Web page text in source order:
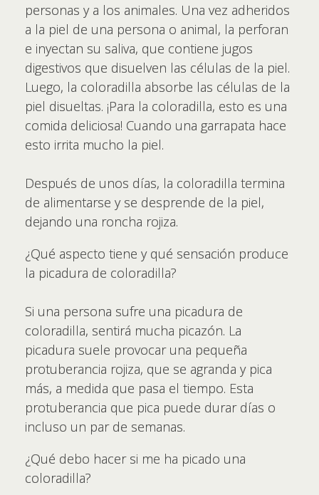
personas y a los animales. Una vez adheridos
a la piel de una persona o animal, la perforan
e inyectan su saliva, que contiene jugos
digestivos que disuelven las células de la piel.
Luego, la coloradilla absorbe las células de la
piel disueltas. ¡Para la coloradilla, esto es una
comida deliciosa! Cuando una garrapata hace
esto irrita mucho la piel.
Después de unos días, la coloradilla termina
de alimentarse y se desprende de la piel,
dejando una roncha rojiza.
¿Qué aspecto tiene y qué sensación produce
la picadura de coloradilla?
Si una persona sufre una picadura de
coloradilla, sentirá mucha picazón. La
picadura suele provocar una pequeña
protuberancia rojiza, que se agranda y pica
más, a medida que pasa el tiempo. Esta
protuberancia que pica puede durar días o
incluso un par de semanas.
¿Qué debo hacer si me ha picado una
coloradilla?